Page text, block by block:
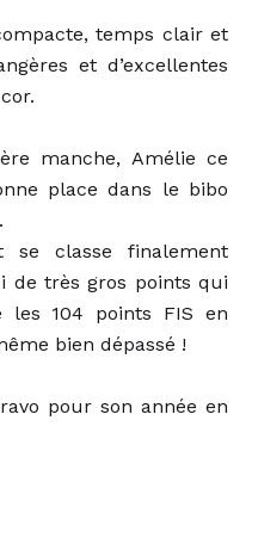
temps clair et
et d’excellentes
manche, Amélie ce
place dans le bibo
classe finalement
de très gros points qui
les 104 points FIS en
bien dépassé !
pour son année en